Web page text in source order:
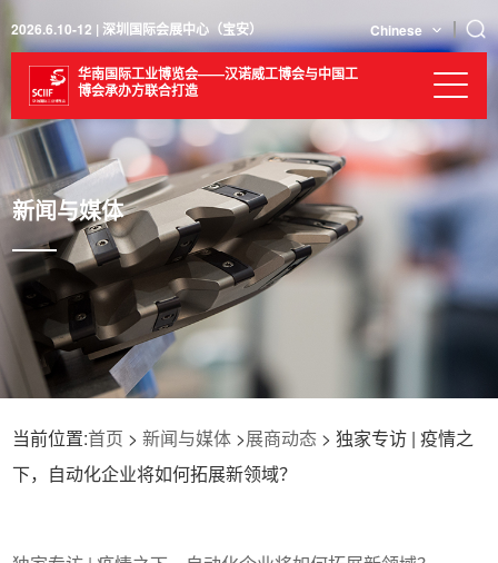
2026.6.10-12 | 深圳国际会展中心（宝安） Chinese
华南国际工业博览会——汉诺威工博会与中国工
博会承办方联合打造
新闻与媒体
当前位置:首页 >新闻与媒体 >展商动态 > 独家专访 | 疫情之
下，自动化企业将如何拓展新领域？